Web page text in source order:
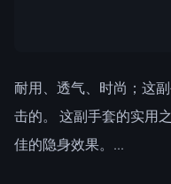
耐用、透气、时尚；这
击的。 这副手套的实用
佳的隐身效果。...